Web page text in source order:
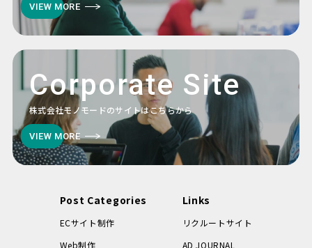
VIEW MORE
Corporate Site
株式会社モノモードのサイトはこちらから
VIEW MORE
Post Categories
ECサイト制作
Web制作
Links
リクルートサイト
AD JOURNAL